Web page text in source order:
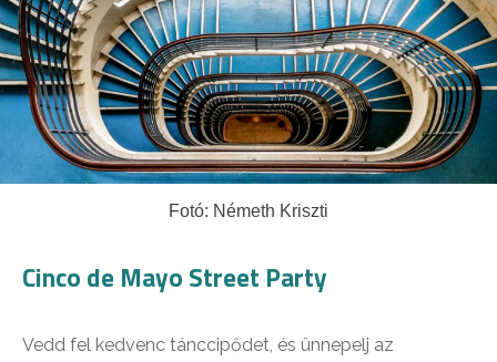
Fotó: Németh Kriszti
Cinco de Mayo Street Party
Vedd fel kedvenc tánccipődet, és ünnepelj az